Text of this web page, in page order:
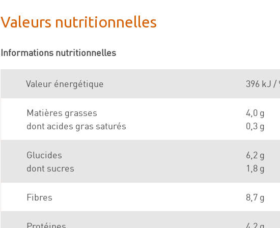
Valeurs nutritionnelles
Informations nutritionnelles
Valeur énergétique 396 kJ /
Matières grasses
dont acides gras saturés
4,0 g
0,3 g
Glucides
dont sucres
6,2 g
1,8 g
Fibres 8,7 g